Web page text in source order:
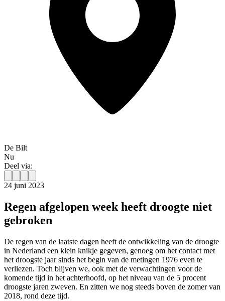
De Bilt
Nu
Deel via:
24 juni 2023
Regen afgelopen week heeft droogte niet
gebroken
De regen van de laatste dagen heeft de ontwikkeling van de droogte
in Nederland een klein knikje gegeven, genoeg om het contact met
het droogste jaar sinds het begin van de metingen 1976 even te
verliezen. Toch blijven we, ook met de verwachtingen voor de
komende tijd in het achterhoofd, op het niveau van de 5 procent
droogste jaren zweven. En zitten we nog steeds boven de zomer van
2018, rond deze tijd.